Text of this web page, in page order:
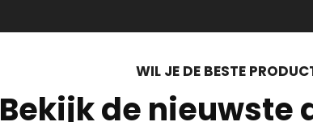
WIL JE DE BESTE
Bekijk de nieuwste